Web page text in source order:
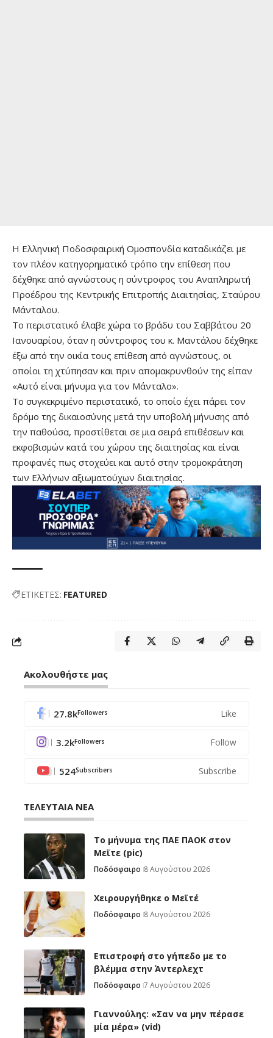
Η Ελληνική Ποδοσφαιρική Ομοσπονδία καταδικάζει με
τον πλέον κατηγορηματικό τρόπο την επίθεση που
δέχθηκε από αγνώστους η σύντροφος του Αναπληρωτή
Προέδρου της Κεντρικής Επιτροπής Διαιτησίας, Σταύρου
Μάνταλου.
Το περιστατικό έλαβε χώρα το βράδυ του Σαββάτου 20
Ιανουαρίου, όταν η σύντροφος του κ. Μαντάλου δέχθηκε
έξω από την οικία τους επίθεση από αγνώστους, οι
οποίοι τη χτύπησαν και πριν απομακρυνθούν της είπαν
«Αυτό είναι μήνυμα για τον Μάνταλο».
Το συγκεκριμένο περιστατικό, το οποίο έχει πάρει τον
δρόμο της δικαιοσύνης μετά την υποβολή μήνυσης από
την παθούσα, προστίθεται σε μια σειρά επιθέσεων και
εκφοβισμών κατά του χώρου της διαιτησίας και είναι
προφανές πως στοχεύει και αυτό στην τρομοκράτηση
των Ελλήνων αξιωματούχων διαιτησίας.
ΕΤΙΚΕΤΕΣ: FEATURED
Ακολουθήστε μας
27.8kFollowers Like
3.2kFollowers Follow
524Subscribers Subscribe
ΤΕΛΕΥΤΑΙΑ ΝΕΑ
Το μήνυμα της ΠΑΕ ΠΑΟΚ στον
Μεϊτε (pic)
Ποδόσφαιρο 8 Αυγούστου 2026
Χειρουργήθηκε ο Μεϊτέ
Ποδόσφαιρο 8 Αυγούστου 2026
Επιστροφή στο γήπεδο με το
βλέμμα στην Άντερλεχτ
Ποδόσφαιρο 7 Αυγούστου 2026
Γιαννούλης: «Σαν να μην πέρασε
μία μέρα» (vid)